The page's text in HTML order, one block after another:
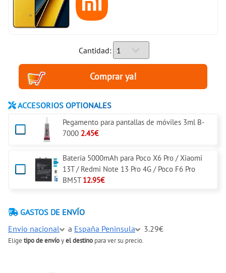
Cantidad:
ACCESORIOS OPTIONALES
Pegamento para pantallas de móviles 3ml B-
7000 2.45€
Batería 5000mAh para Poco X6 Pro / Xiaomi
13T / Redmi Note 13 Pro 4G / Poco F6 Pro
BM5T 12.95€
GASTOS DE ENVÍO
Envio nacional
a España Peninsula 3.29€
Elige tipo de envíoyel destino para ver su precio.